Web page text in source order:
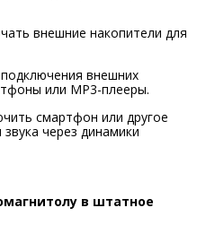
внешние накопители для
внешних
или MP3-плееры.
смартфон или другое
через динамики